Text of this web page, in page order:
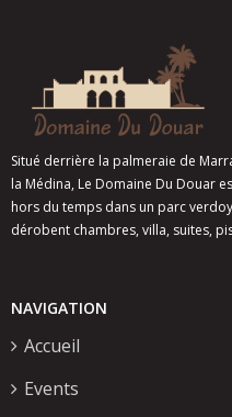
Situé derrière la palmeraie de
la Médina, Le Domaine Du Douar
hors du temps dans un parc
dérobent chambres, villa, suites,
NAVIGATION
Accueil
Events